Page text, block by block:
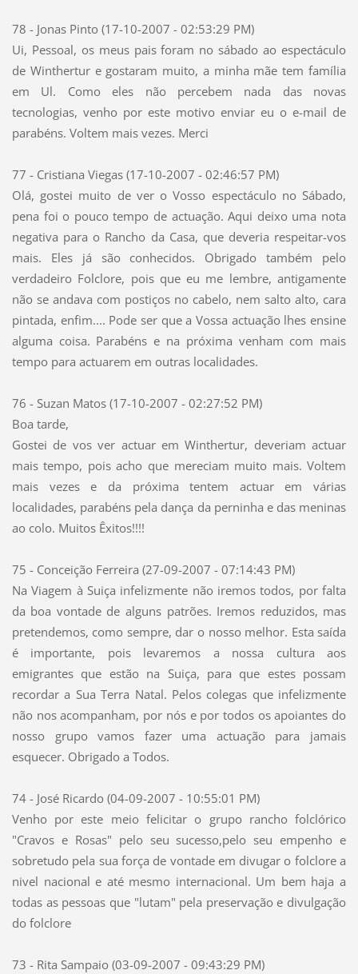
78 - Jonas Pinto (17-10-2007 - 02:53:29 PM)
Ui, Pessoal, os meus pais foram no sábado ao espectáculo
de Winthertur e gostaram muito, a minha mãe tem família
em Ul. Como eles não percebem nada das novas
tecnologias, venho por este motivo enviar eu o e-mail de
parabéns. Voltem mais vezes. Merci
77 - Cristiana Viegas (17-10-2007 - 02:46:57 PM)
Olá, gostei muito de ver o Vosso espectáculo no Sábado,
pena foi o pouco tempo de actuação. Aqui deixo uma nota
negativa para o Rancho da Casa, que deveria respeitar-vos
mais. Eles já são conhecidos. Obrigado também pelo
verdadeiro Folclore, pois que eu me lembre, antigamente
não se andava com postiços no cabelo, nem salto alto, cara
pintada, enfim.... Pode ser que a Vossa actuação lhes ensine
alguma coisa. Parabéns e na próxima venham com mais
tempo para actuarem em outras localidades.
76 - Suzan Matos (17-10-2007 - 02:27:52 PM)
Boa tarde,
Gostei de vos ver actuar em Winthertur, deveriam actuar
mais tempo, pois acho que mereciam muito mais. Voltem
mais vezes e da próxima tentem actuar em várias
localidades, parabéns pela dança da perninha e das meninas
ao colo. Muitos Êxitos!!!!
75 - Conceição Ferreira (27-09-2007 - 07:14:43 PM)
Na Viagem à Suiça infelizmente não iremos todos, por falta
da boa vontade de alguns patrões. Iremos reduzidos, mas
pretendemos, como sempre, dar o nosso melhor. Esta saída
é importante, pois levaremos a nossa cultura aos
emigrantes que estão na Suiça, para que estes possam
recordar a Sua Terra Natal. Pelos colegas que infelizmente
não nos acompanham, por nós e por todos os apoiantes do
nosso grupo vamos fazer uma actuação para jamais
esquecer. Obrigado a Todos.
74 - José Ricardo (04-09-2007 - 10:55:01 PM)
Venho por este meio felicitar o grupo rancho folclórico
"Cravos e Rosas" pelo seu sucesso,pelo seu empenho e
sobretudo pela sua força de vontade em divugar o folclore a
nivel nacional e até mesmo internacional. Um bem haja a
todas as pessoas que "lutam" pela preservação e divulgação
do folclore
73 - Rita Sampaio (03-09-2007 - 09:43:29 PM)